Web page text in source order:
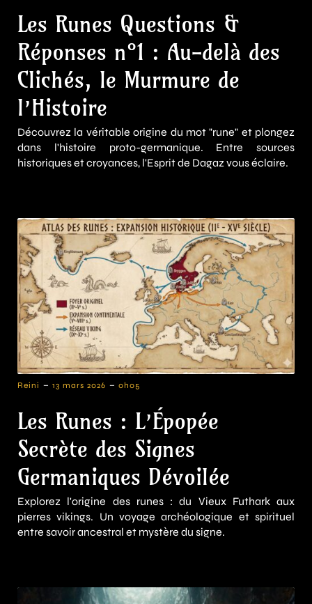
Les Runes Questions &
Réponses n°1 : Au-delà des
Clichés, le Murmure de
l’Histoire
Découvrez la véritable origine du mot "rune" et plongez
dans l'histoire proto-germanique. Entre sources
historiques et croyances, l'Esprit de Dagaz vous éclaire.
Reini - 13 mars 2026 - 0h05
Les Runes : L’Épopée
Secrète des Signes
Germaniques Dévoilée
Explorez l'origine des runes : du Vieux Futhark aux
pierres vikings. Un voyage archéologique et spirituel
entre savoir ancestral et mystère du signe.